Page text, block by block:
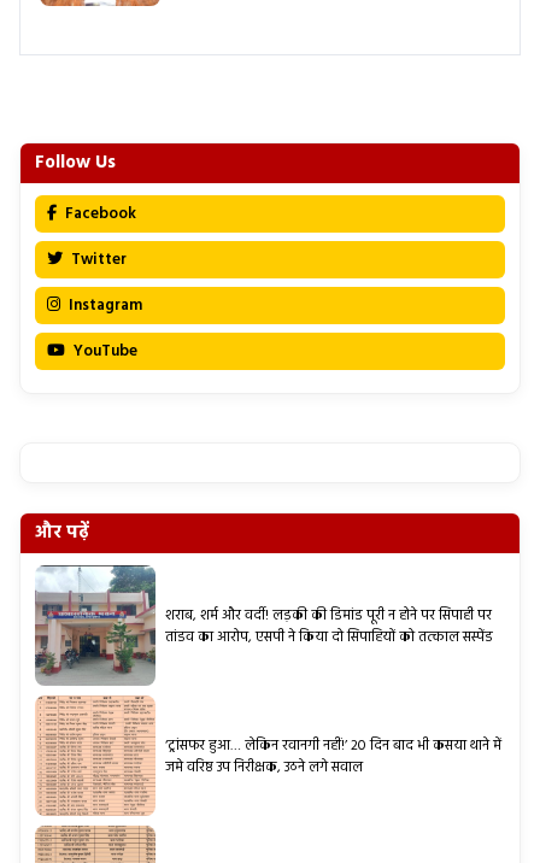
Follow Us
Facebook
Twitter
Instagram
YouTube
और पढ़ें
शराब, शर्म और वर्दी! लड़की की डिमांड पूरी न होने पर सिपाही पर
तांडव का आरोप, एसपी ने किया दो सिपाहियों को तत्काल सस्पेंड
‘ट्रांसफर हुआ… लेकिन रवानगी नहीं!’ 20 दिन बाद भी कसया थाने में
जमे वरिष्ठ उप निरीक्षक, उठने लगे सवाल